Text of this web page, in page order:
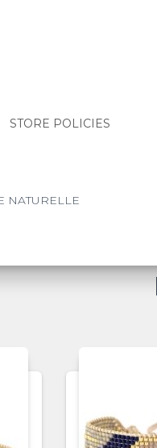
STORE POLICIES
NATURELLE